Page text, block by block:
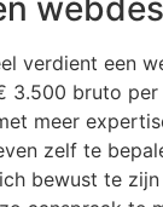
verdient een
3.500 bruto
meer
zelf te
bewust te